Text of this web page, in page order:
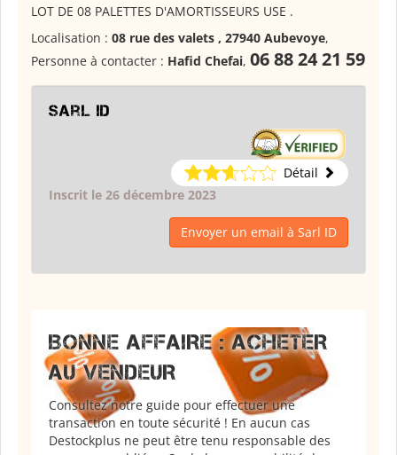
LOT DE 08 PALETTES D'AMORTISSEURS USE .
Localisation : 08 rue des valets , 27940 Aubevoye,
Personne à contacter : Hafid Chefai, 06 88 24 21 59
Sarl ID
Détail
Inscrit le 26 décembre 2023
Envoyer un email à Sarl ID
BONNE AFFAIRE : ACHETER
AU VENDEUR
Consultez notre guide pour effectuer une
transaction en toute sécurité ! En aucun cas
Destockplus ne peut être tenu responsable des